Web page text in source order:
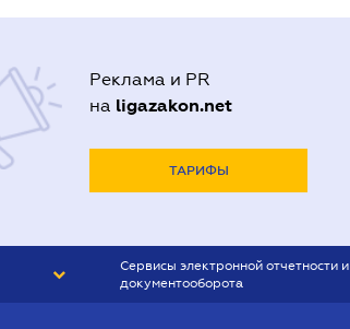
Реклама и PR
на ligazakon.net
ТАРИФЫ
Сервисы электронной отчетности и
документооборота